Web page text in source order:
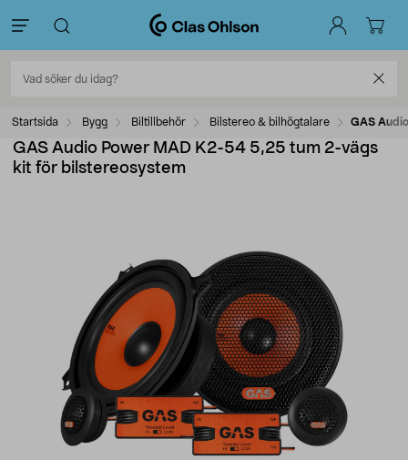
Startsida Bygg Biltillbehör Bilstereo & bilhögtalare GAS
GAS Audio Power MAD K2-54 5,25 tum 2-vägs
kit för bilstereosystem